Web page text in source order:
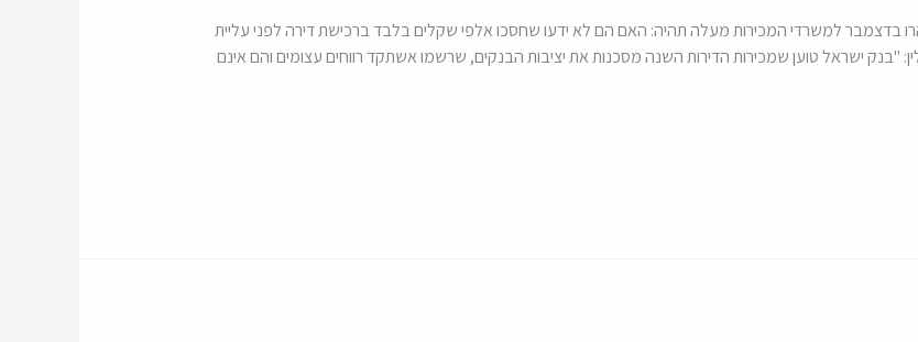
ההחלטה של יותר מ-11 אלף איש שנהרו בדצמבר למשרדי המכירות מעלה תהיה: האם הם לא ידעו שחסכו אלפי שקלים בלבד ברכישת דירה לפני עליית
"בנק ישראל טוען שמכירות הדירות השנה מסכנות את יציבות הבנקים, שרשמו אשתקד רווחים עצומים והם אינם